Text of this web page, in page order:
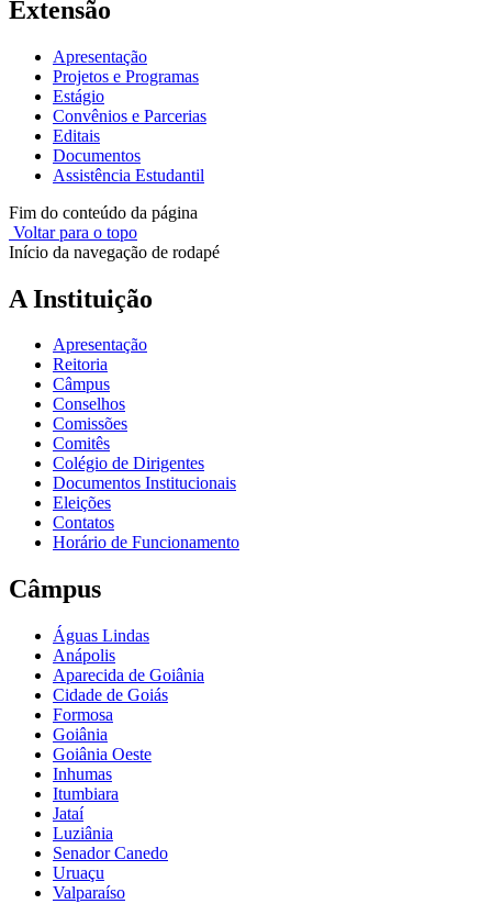
Extensão
Apresentação
Projetos e Programas
Estágio
Convênios e Parcerias
Editais
Documentos
Assistência Estudantil
Fim do conteúdo da página
Voltar para o topo
Início da navegação de rodapé
A Instituição
Apresentação
Reitoria
Câmpus
Conselhos
Comissões
Comitês
Colégio de Dirigentes
Documentos Institucionais
Eleições
Contatos
Horário de Funcionamento
Câmpus
Águas Lindas
Anápolis
Aparecida de Goiânia
Cidade de Goiás
Formosa
Goiânia
Goiânia Oeste
Inhumas
Itumbiara
Jataí
Luziânia
Senador Canedo
Uruaçu
Valparaíso